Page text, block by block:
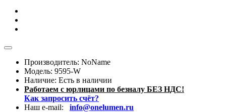
Производитель: NoName
Модель: 9595-W
Наличие: Есть в наличии
Работаем с юрлицами по безналу БЕЗ НДС!
Как запросить счёт?
Наш e-mail: info@onelumen.ru